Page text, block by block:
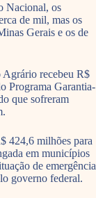
Nacional, os
de mil, mas os
Gerais e os de
recebeu R$
Programa Garantia-
que sofreram
424,6 milhões para
em municípios
de emergência
governo federal.